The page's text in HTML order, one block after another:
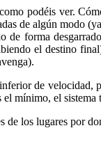
podéis ver.
de algún
forma
el destino
de velocidad,
mínimo, el sistema
los lugares por